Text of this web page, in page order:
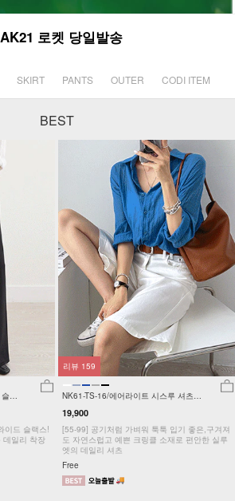
로켓 당일발송
SKIRT PANTS OUTER CODI ITEM
BEST
랙
이드 슬랙스!
NK61-TS-16/에어라이트 시스루 셔츠
19,900
[55-99] 공기처럼 가벼워 툭툭 입기 좋은,구겨져
도 자연스럽고 예쁜 크링클 소재로 편안한 실루
엣의 데일리 셔츠
Free
리뷰 159